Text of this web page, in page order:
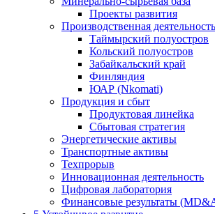
Проекты развития
Производственная деятельность
Таймырский полуостров
Кольский полуостров
Забайкальский край
Финляндия
ЮАР (Nkomati)
Продукция и сбыт
Продуктовая линейка
Сбытовая стратегия
Энергетические активы
Транспортные активы
Техпрорыв
Инновационная деятельность
Цифровая лаборатория
Финансовые результаты